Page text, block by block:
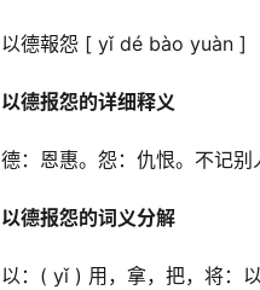
以德報怨 [ yǐ dé bào yuàn ]
以德报怨的详细释义
德：恩惠。怨：仇恨。不记
以德报怨的词义分解
以：( yǐ ) 用，拿，把，将：